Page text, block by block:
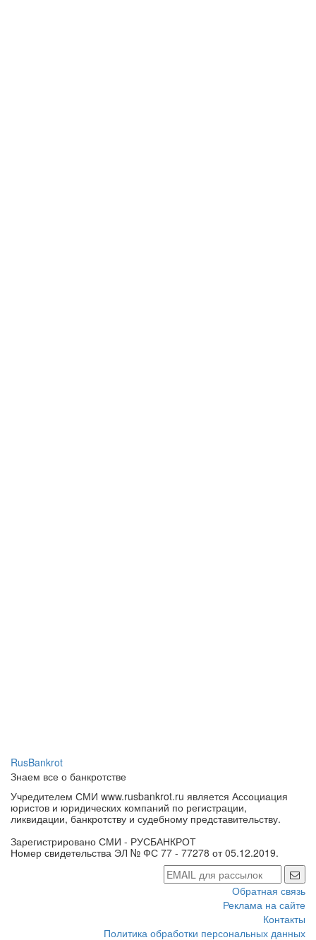
RusBankrot
Знаем все о банкротстве
Учредителем СМИ www.rusbankrot.ru является Ассоциация
юристов и юридических компаний по регистрации,
ликвидации, банкротству и судебному представительству.
Зарегистрировано СМИ - РУСБАНКРОТ
Номер свидетельства ЭЛ № ФС 77 - 77278 от 05.12.2019.
Обратная связь
Реклама на сайте
Контакты
Политика обработки персональных данных